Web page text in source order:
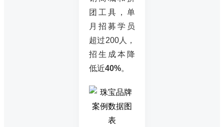
团工具，单
月招募学员
超过200人，
招生成本降
低近40%。